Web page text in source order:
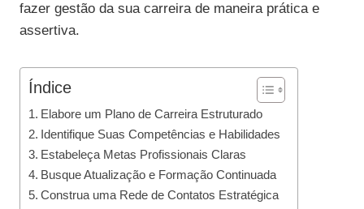
fazer gestão da sua carreira de maneira prática e
assertiva.
Índice
Elabore um Plano de Carreira Estruturado
Identifique Suas Competências e Habilidades
Estabeleça Metas Profissionais Claras
Busque Atualização e Formação Continuada
Construa uma Rede de Contatos Estratégica